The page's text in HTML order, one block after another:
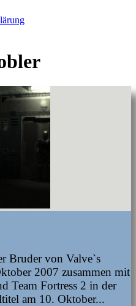
Bruder von Valve`s
2007 zusammen mit
Team Fortress 2 in der
am 10. Oktober...